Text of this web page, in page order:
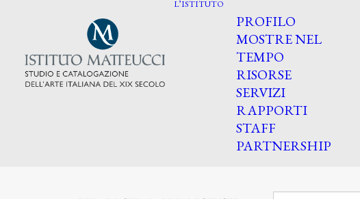
L’ISTITUTO
PROFILO
MOSTRE NEL
TEMPO
RISORSE
SERVIZI
RAPPORTI
STAFF
PARTNERSHIP